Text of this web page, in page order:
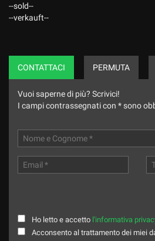
--sold--
--verkauft--
CONTATTACI PERMUTA
Vuoi saperne di più? Scrivici!
I campi contrassegnati con * sono
Ho letto e accetto l'informativa
Acconsento al trattamento dei miei